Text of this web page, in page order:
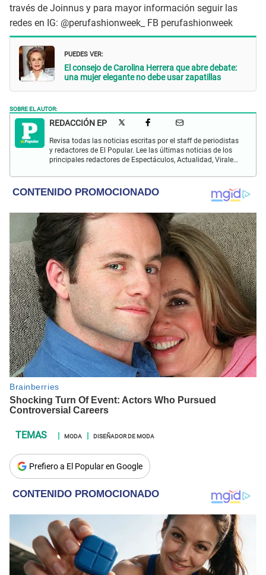
través de Joinnus y para mayor información seguir las
redes en IG: @perufashionweek_ FB perufashionweek
PUEDES VER:
El consejo de Carolina Herrera que abre debate:
una mujer elegante no debe usar zapatillas
SOBRE EL AUTOR:
REDACCIÓN EP
Revisa todas las noticias escritas por el staff de periodistas
y redactores de El Popular. Lee las últimas noticias de los
principales redactores de Espectáculos, Actualidad, Virales,
MODA DISEÑADOR DE MODA
Prefiero a El Popular en Google